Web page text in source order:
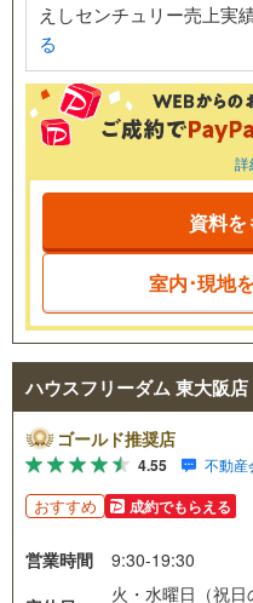
えしセンチュリー売上実
る
詳
資料を
室内･現地
ハウスフリーダム 東大阪店
ゴールド推奨店
4.55 不動産
おすすめ 成約でもらえる
営業時間
9:30-19:30
火・水曜日（祝日